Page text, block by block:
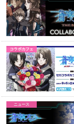
コラボカフェ
ニュース